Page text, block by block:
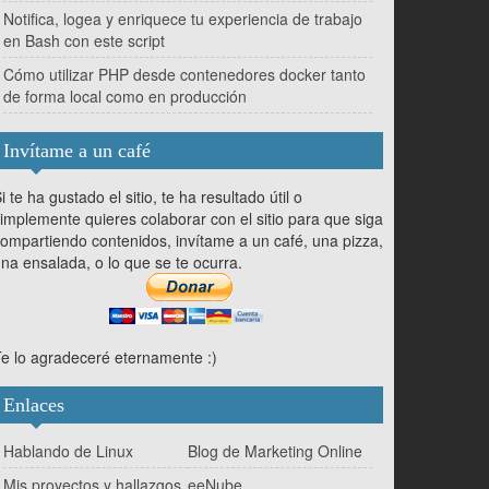
Notifica, logea y enriquece tu experiencia de trabajo
en Bash con este script
Cómo utilizar PHP desde contenedores docker tanto
de forma local como en producción
Invítame a un café
te ha gustado el sitio, te ha resultado útil o
quieres colaborar con el sitio para que siga
contenidos, invítame a un café, una pizza,
ensalada, o lo que se te ocurra.
lo agradeceré eternamente :)
Enlaces
Hablando de Linux
Blog de Marketing Online